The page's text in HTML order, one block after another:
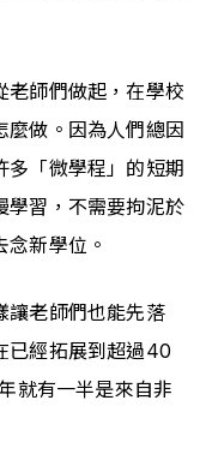
老師們做起，在學校
麼做。因為人們總因
多「微學程」的短期
學習，不需要拘泥於
新學位。
老師們也能先落
已經拓展到超過40
就有一半是來自非